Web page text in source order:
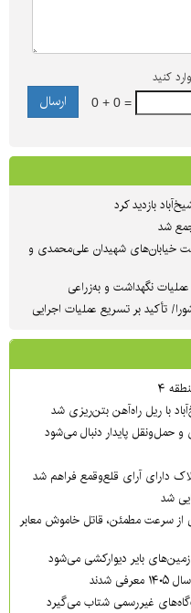
کنید
0 + 0 =
شد
خیابان‌های شهیدان علی‌محمدی و
نگهداشت و به‌زراعی
تأکید بر تسریع عملیات اجرایی
حمل‌ونقل پایدار دنبال می‌شود
دارای آرای قلع‌وقمع فراهم شد
شد
از سرعت مطمئن، قاتل خاموش معابر
غیررسمی شتاب می‌گیرد